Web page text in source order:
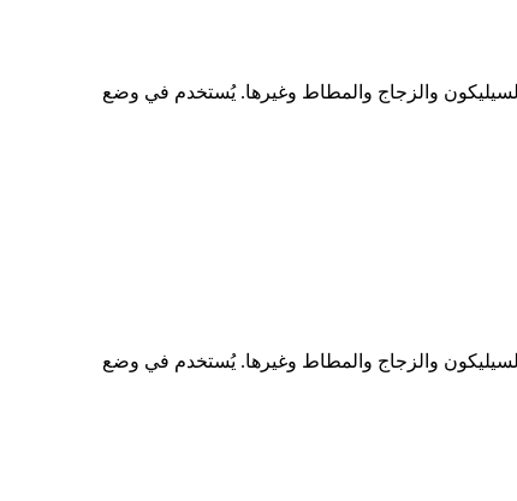
والزجاج والمطاط وغيرها. يُستخدم في وضع
والزجاج والمطاط وغيرها. يُستخدم في وضع